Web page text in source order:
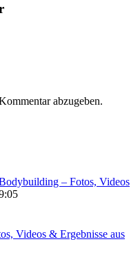
abzugeben.
– Fotos, Videos
Videos & Ergebnisse aus